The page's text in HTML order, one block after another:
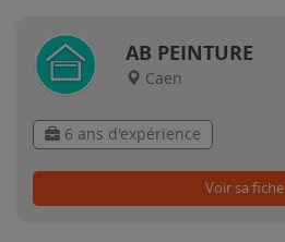
AB PEINTURE
Caen
6 ans d'expérience
Voir sa fiche